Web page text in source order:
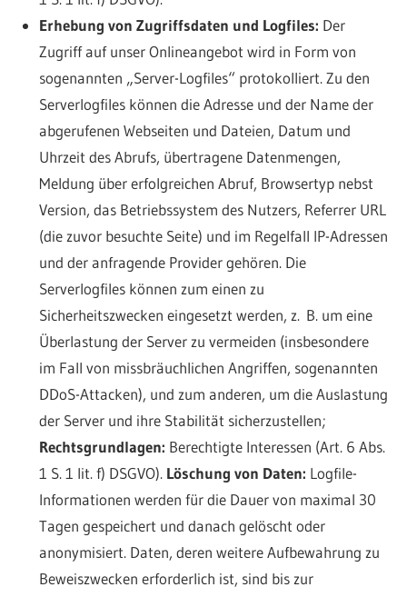
Erhebung von Zugriffsdaten und Logfiles: Der
Zugriff auf unser Onlineangebot wird in Form von
sogenannten „Server-Logfiles“ protokolliert. Zu den
Serverlogfiles können die Adresse und der Name der
abgerufenen Webseiten und Dateien, Datum und
Uhrzeit des Abrufs, übertragene Datenmengen,
Meldung über erfolgreichen Abruf, Browsertyp nebst
Version, das Betriebssystem des Nutzers, Referrer URL
(die zuvor besuchte Seite) und im Regelfall IP-Adressen
und der anfragende Provider gehören. Die
Serverlogfiles können zum einen zu
Sicherheitszwecken eingesetzt werden, z. B. um eine
Überlastung der Server zu vermeiden (insbesondere
im Fall von missbräuchlichen Angriffen, sogenannten
DDoS-Attacken), und zum anderen, um die Auslastung
der Server und ihre Stabilität sicherzustellen;
Rechtsgrundlagen: Berechtigte Interessen (Art. 6 Abs.
1 S. 1 lit. f) DSGVO). Löschung von Daten: Logfile-
Informationen werden für die Dauer von maximal 30
Tagen gespeichert und danach gelöscht oder
anonymisiert. Daten, deren weitere Aufbewahrung zu
Beweiszwecken erforderlich ist, sind bis zur